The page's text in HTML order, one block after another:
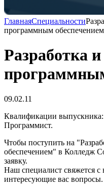
ГлавнаяСпециальности
программным обеспечением
Разработка
09.02.11
Квалификации выпускника:
Программист.
Чтобы поступить на
обеспечением" в Колледж
заявку.
Наш специалист свяжется с
интересующие вас вопросы.